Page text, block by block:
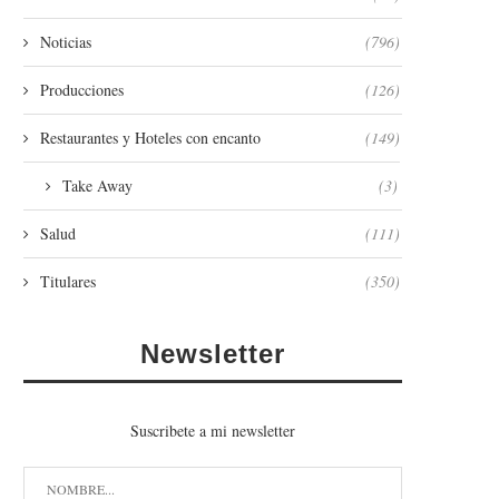
Noticias (796)
Producciones (126)
Restaurantes y Hoteles con encanto (149)
Take Away (3)
Salud (111)
Titulares (350)
Newsletter
Suscribete a mi newsletter